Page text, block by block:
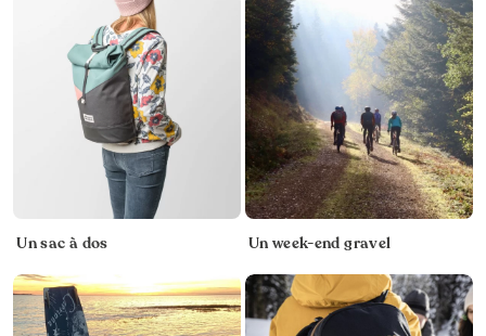
Un sac à dos Un week-end gravel